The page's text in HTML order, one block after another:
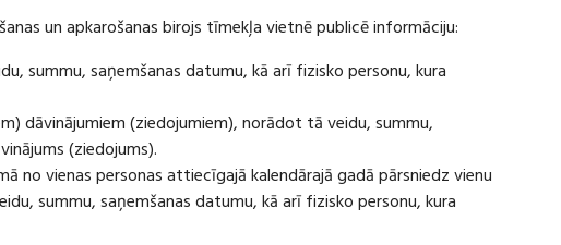
un apkarošanas birojs tīmekļa vietnē publicē informāciju:
summu, saņemšanas datumu, kā arī fizisko personu, kura
dāvinājumiem (ziedojumiem), norādot tā veidu, summu,
(ziedojums).
no vienas personas attiecīgajā kalendārajā gadā pārsniedz vienu
summu, saņemšanas datumu, kā arī fizisko personu, kura